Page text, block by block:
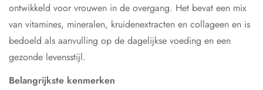
ontwikkeld voor vrouwen in de overgang. Het bevat een mix
van vitamines, mineralen, kruidenextracten en collageen en is
bedoeld als aanvulling op de dagelijkse voeding en een
gezonde levensstijl.
Belangrijkste kenmerken